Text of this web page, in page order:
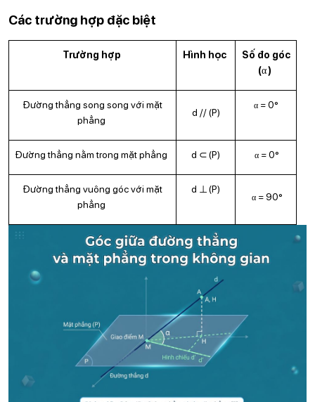
Các trường hợp đặc biệt
Trường hợp Hình học
Số đo góc
(
α
)
Đường thẳng song song với mặt
phẳng
d // (P)
α= 0°
Đường thẳng nằm trong mặt phẳng d (P) α = 0°
Đường thẳng vuông góc với mặt
phẳng
d (P)
α= 90°